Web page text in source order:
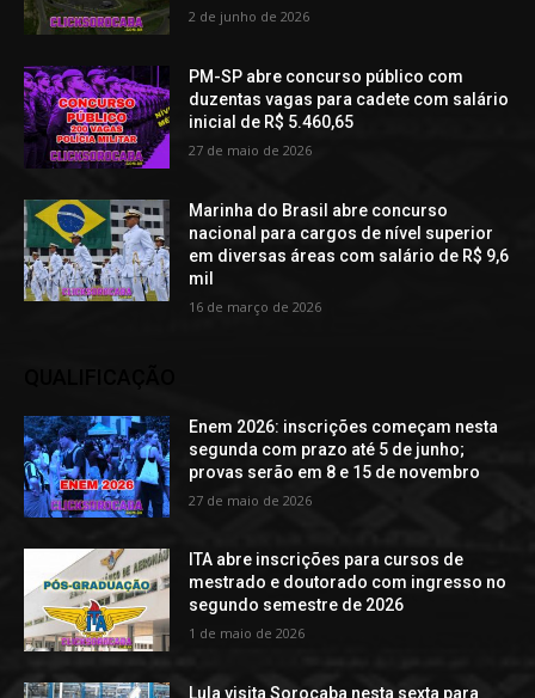
2 de junho de 2026
PM-SP abre concurso público com
duzentas vagas para cadete com salário
inicial de R$ 5.460,65
27 de maio de 2026
Marinha do Brasil abre concurso
nacional para cargos de nível superior
em diversas áreas com salário de R$ 9,6
mil
16 de março de 2026
Enem 2026: inscrições começam nesta
segunda com prazo até 5 de junho;
provas serão em 8 e 15 de novembro
27 de maio de 2026
ITA abre inscrições para cursos de
mestrado e doutorado com ingresso no
segundo semestre de 2026
1 de maio de 2026
Lula visita Sorocaba nesta sexta para